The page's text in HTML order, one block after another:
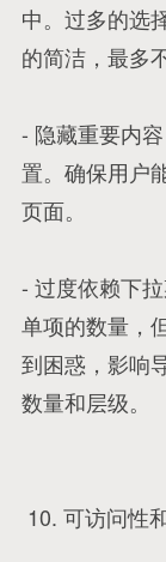
中。过多的选
的简洁，最多
- 隐藏重要内
置。确保用户
页面。
- 过度依赖下
单项的数量，
到困惑，影响
数量和层级。
10. 可访问性